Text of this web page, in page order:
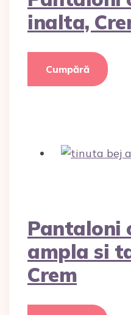
inalta,
Cumpără
Pantaloni
ampla si
Crem